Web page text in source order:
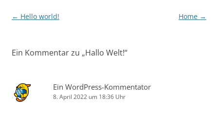
Beitragsnavigation
← Hello world! Home →
Ein Kommentar zu „Hallo Welt!“
Ein WordPress-Kommentator
8. April 2022 um 18:36 Uhr